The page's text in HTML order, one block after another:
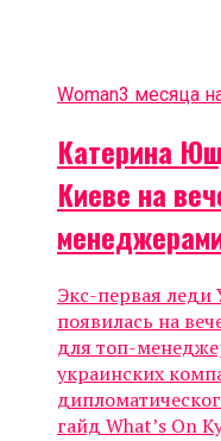
Woman3 месяца
Катерина
Киеве на
Экс-первая
появилась на
для топ-
украинских
гайд What’s On